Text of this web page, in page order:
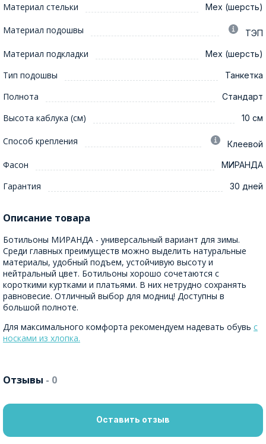
Материал стельки Мех (шерсть)
Материал подошвы ТЭП
Материал подкладки Мех (шерсть)
Тип подошвы Танкетка
Полнота Стандарт
Высота каблука (см) 10 см
Способ крепления Клеевой
Фасон МИРАНДА
Гарантия 30 дней
Описание товара
Ботильоны МИРАНДА - универсальный вариант для зимы.
Среди главных преимуществ можно выделить натуральные
материалы, удобный подъем, устойчивую высоту и
нейтральный цвет. Ботильоны хорошо сочетаются с
короткими куртками и платьями. В них нетрудно сохранять
равновесие. Отличный выбор для модниц! Доступны в
большой полноте.
Для максимального комфорта рекомендуем надевать обувь с
носками из хлопка.
Отзывы - 0
Оставить отзыв